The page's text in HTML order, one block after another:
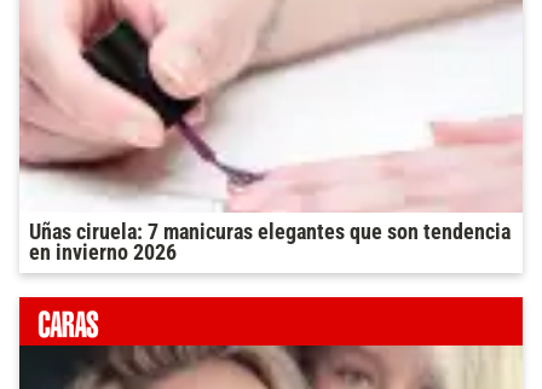
Uñas ciruela: 7 manicuras elegantes que son tendencia
en invierno 2026